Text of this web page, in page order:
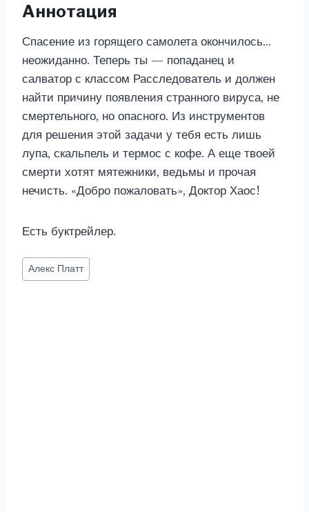
Аннотация
Спасение из горящего самолета окончилось…
неожиданно. Теперь ты — попаданец и
салватор с классом Расследователь и должен
найти причину появления странного вируса, не
смертельного, но опасного. Из инструментов
для решения этой задачи у тебя есть лишь
лупа, скальпель и термос с кофе. А еще твоей
смерти хотят мятежники, ведьмы и прочая
нечисть. «Добро пожаловать», Доктор Хаос!
Есть буктрейлер.
Метки
записи:
Алекс Платт